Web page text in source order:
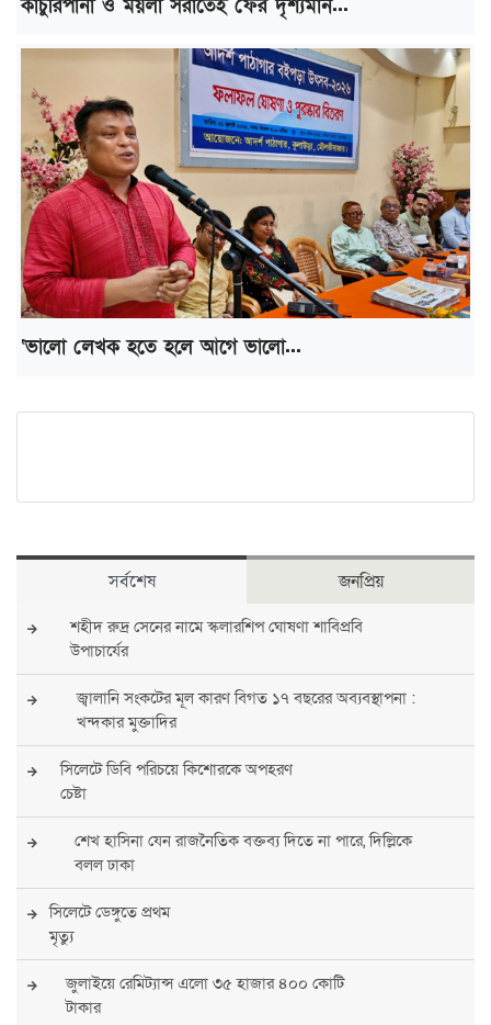
কাচুরিপানা ও ময়লা সরাতেই ফের দৃশ্যমান...
‘ভালো লেখক হতে হলে আগে ভালো...
সর্বশেষ জনপ্রিয়
শহীদ রুদ্র সেনের নামে স্কলারশিপ ঘোষণা শাবিপ্রবি
উপাচার্যের
জ্বালানি সংকটের মূল কারণ বিগত ১৭ বছরের অব্যবস্থাপনা :
খন্দকার মুক্তাদির
সিলেটে ডিবি পরিচয়ে কিশোরকে অপহরণ
চেষ্টা
শেখ হাসিনা যেন রাজনৈতিক বক্তব্য দিতে না পারে, দিল্লিকে
বলল ঢাকা
সিলেটে ডেঙ্গুতে প্রথম
মৃত্যু
জুলাইয়ে রেমিট্যান্স এলো ৩৫ হাজার ৪০০ কোটি
টাকার